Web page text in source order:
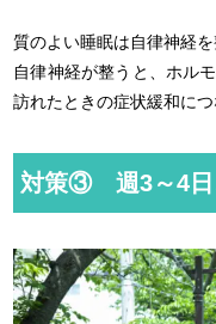
質のよい睡眠は自律神経
自律神経が整うと、ホル
訪れたときの症状緩和につ
対策③ 週3～4日